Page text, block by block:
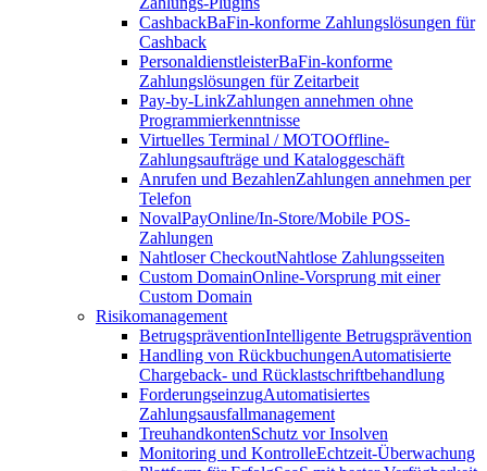
CashbackBaFin-konforme Zahlungslösungen für
Cashback
PersonaldienstleisterBaFin-konforme
Zahlungslösungen für Zeitarbeit
Pay-by-LinkZahlungen annehmen ohne
Programmierkenntnisse
Virtuelles Terminal / MOTOOffline-
Zahlungsaufträge und Kataloggeschäft
Anrufen und BezahlenZahlungen annehmen per
Telefon
NovalPayOnline/In-Store/Mobile POS-
Zahlungen
Nahtloser CheckoutNahtlose Zahlungsseiten
Custom DomainOnline-Vorsprung mit einer
Custom Domain
Risikomanagement
BetrugspräventionIntelligente Betrugsprävention
Handling von RückbuchungenAutomatisierte
Chargeback- und Rücklastschriftbehandlung
ForderungseinzugAutomatisiertes
Zahlungsausfallmanagement
TreuhandkontenSchutz vor Insolven
Monitoring und KontrolleEchtzeit-Überwachung